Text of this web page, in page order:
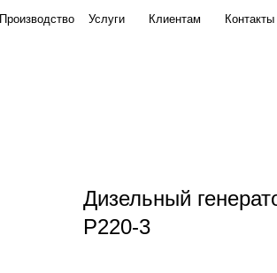
Производство Услуги Клиентам Контакты
Дизельный
P220-3